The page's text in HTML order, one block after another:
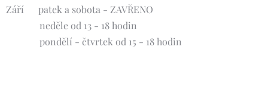
Září 🍀patek a sobota - ZAVŘENO
neděle od 13 - 18 hodin
pondělí - čtvrtek od 15 - 18 hodin